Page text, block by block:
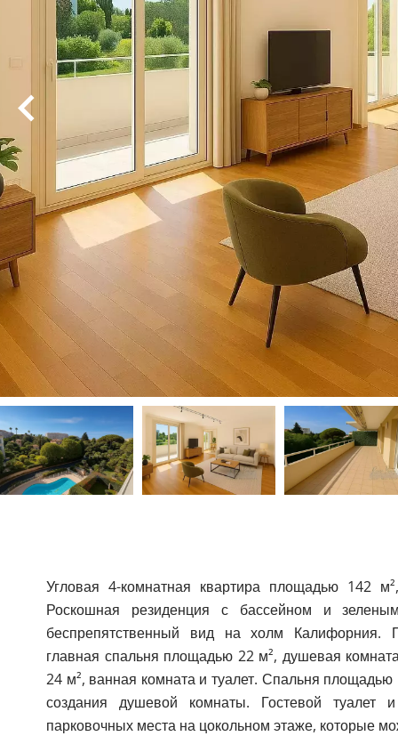
Угловая 4-комнатная квартира площадью 142
Роскошная резиденция с бассейном и
беспрепятственный вид на холм Калифорния.
главная спальня площадью 22 м², душевая
24 м², ванная комната и туалет. Спальня
создания душевой комнаты. Гостевой
парковочных места на цокольном этаже, которые